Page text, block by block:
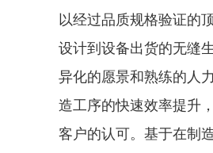
以经过品质规格验证的
设计到设备出货的无缝
异化的愿景和熟练的人
造工序的快速效率提升
客户的认可。基于在制